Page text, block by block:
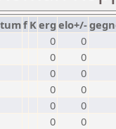
f Kerg elo+/-
0
0
0
0
0
0
0
0
0
0
0
0